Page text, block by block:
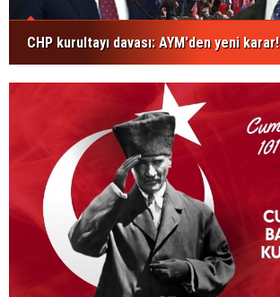
CHP kurultayı davası: AYM'den yeni karar!